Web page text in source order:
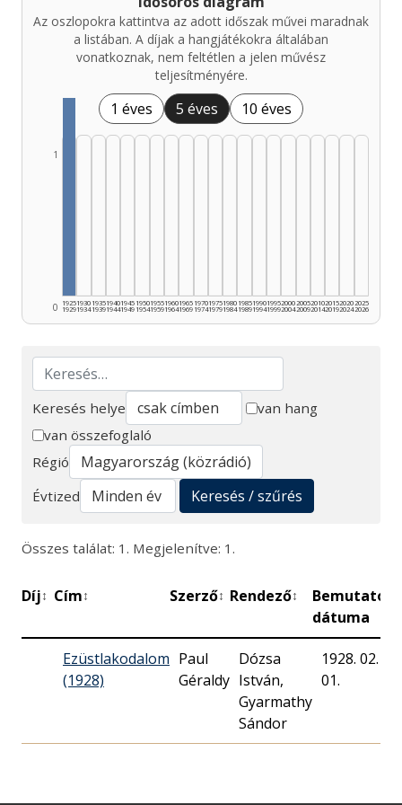
Az oszlopokra kattintva az adott időszak művei maradnak
a listában. A díjak a hangjátékokra általában
vonatkoznak, nem feltétlen a jelen művész
teljesítményére.
1 éves 5 éves 10 éves
0
1
1925
1929
1930
1934
1935
1939
1940
1944
1945
1949
1950
1954
1955
1959
1960
1964
1965
1969
1970
1974
1975
1979
1980
1984
1985
1989
1990
1994
1995
1999
2000
2004
2005
2009
2010
2014
2015
2019
2020
2024
2025
2026
Keresés
Keresés helye
van hang
van összefoglaló
Régió
Évtized
Keresés / szűrés
Összes találat: 1. Megjelenítve: 1.
Díj↕ Cím↕ Szerző↕ Rendező↕
Bemutató
dátuma
Ezüstlakodalom
(1928)
Paul
Géraldy
Dózsa
István,
Gyarmathy
Sándor
1928. 02.
01.